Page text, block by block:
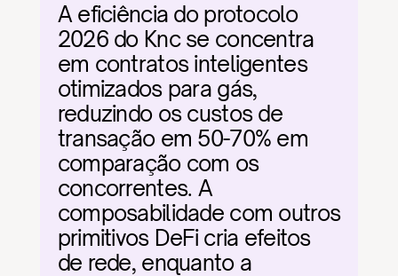
A eficiência do protocolo
2026 do Knc se concentra
em contratos inteligentes
otimizados para gás,
reduzindo os custos de
transação em 50-70% em
comparação com os
concorrentes. A
composabilidade com outros
primitivos DeFi cria efeitos
de rede, enquanto a